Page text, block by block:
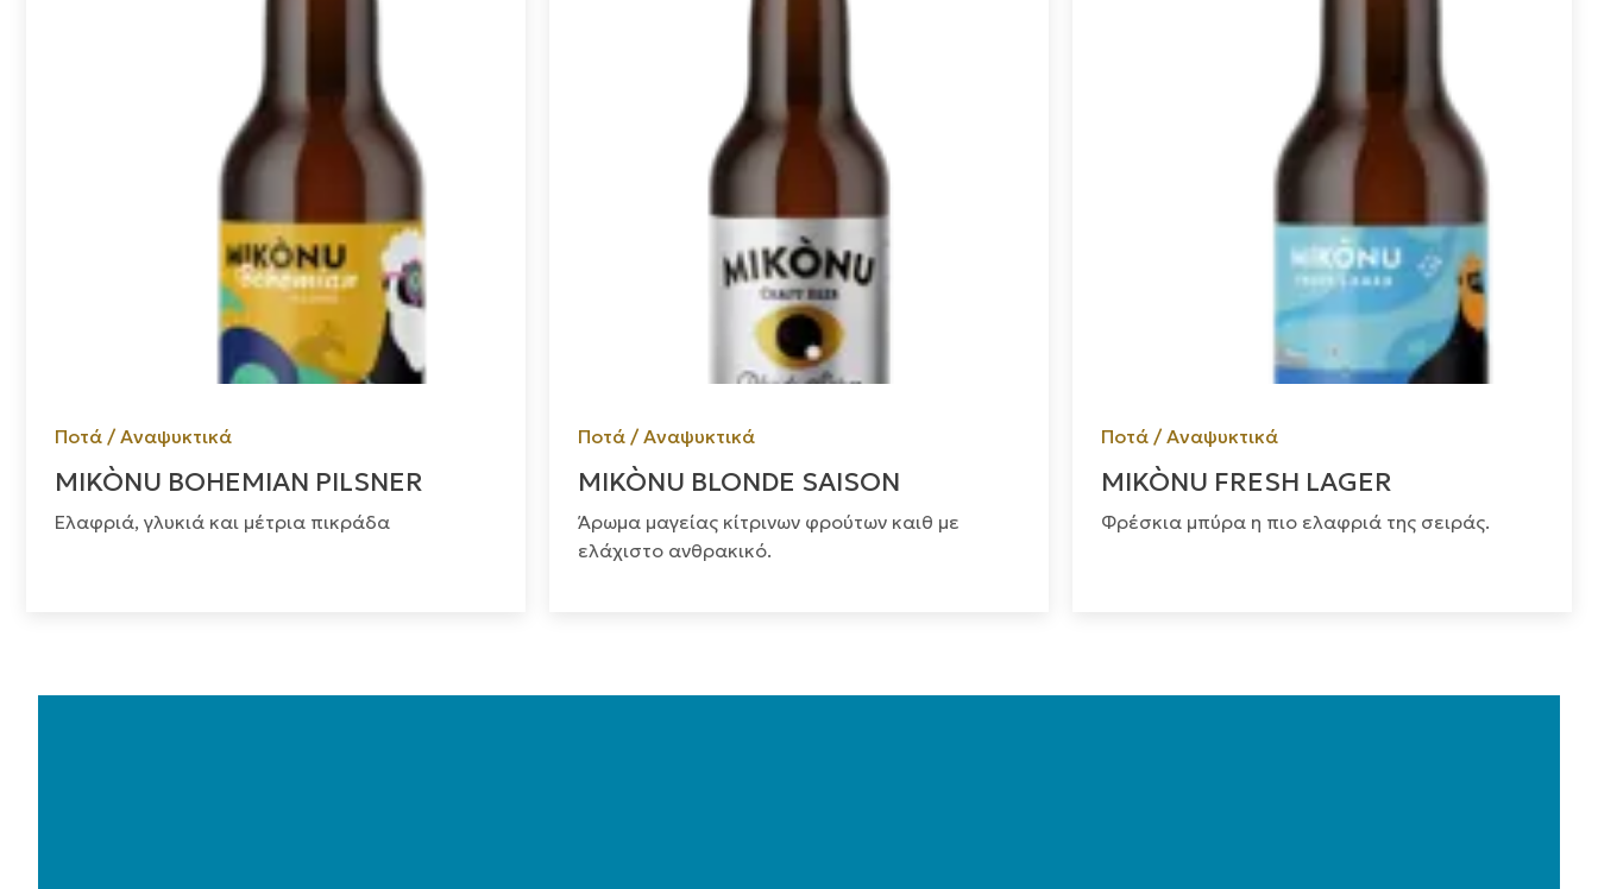
Ποτά / Αναψυκτικά
MIKÒNU BOHEMIAN PILSNER
Ελαφριά, γλυκιά και μέτρια πικράδα
Ποτά / Αναψυκτικά
MIKÒNU BLONDE SAISON
Άρωμα μαγείας κίτρινων φρούτων καιθ με
ελάχιστο ανθρακικό.
Ποτά / Αναψυκτικά
MIKÒNU FRESH LAGER
Φρέσκια μπύρα η πιο ελαφριά της σειράς.